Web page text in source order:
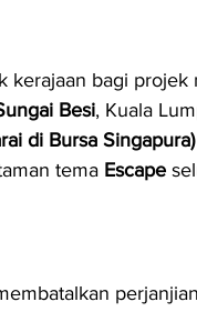
kerajaan bagi projek
Besi, Kuala
di Bursa Singapura)
tema Escape